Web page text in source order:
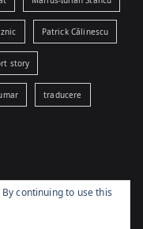
Patrick Călinescu
story
traducere
continuing to use this